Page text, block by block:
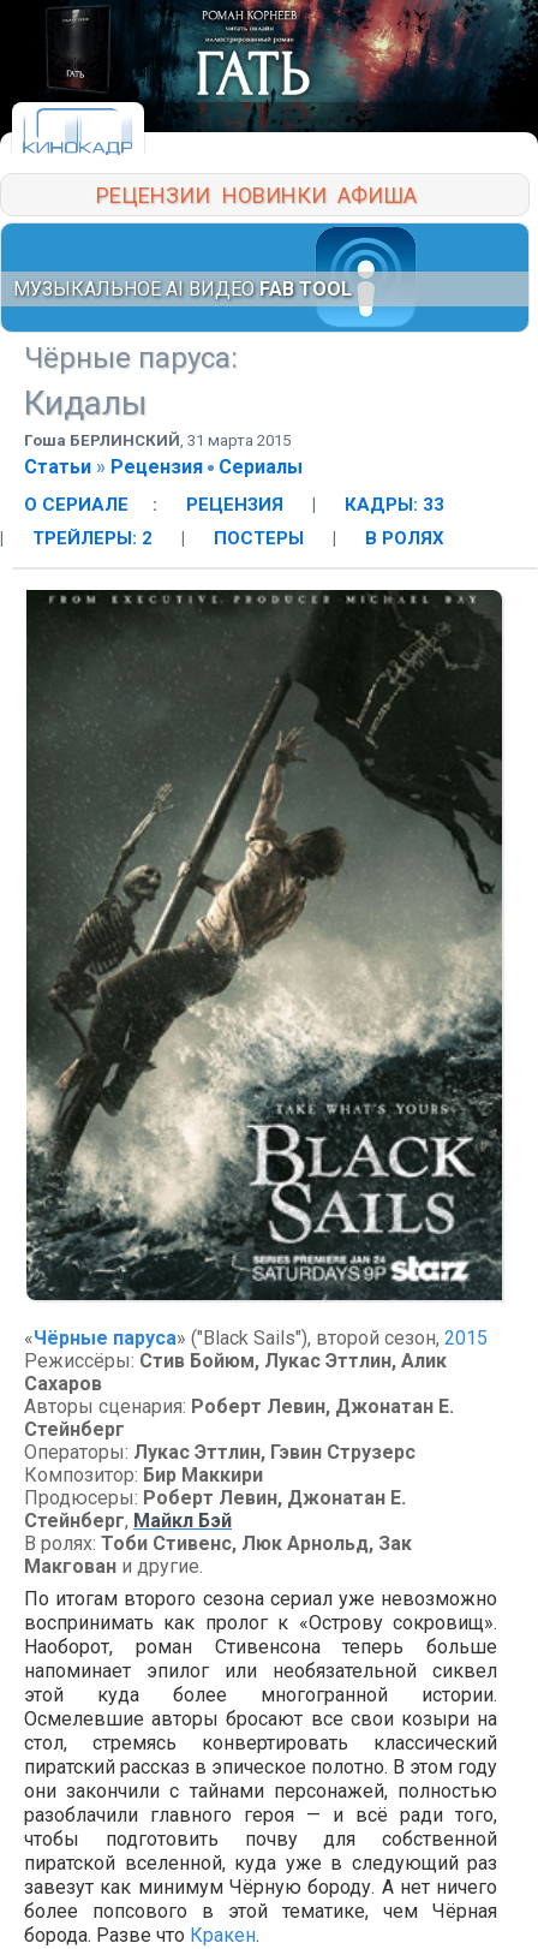
РЕЦЕНЗИИ НОВИНКИ АФИША
МУЗЫКАЛЬНОЕ AI ВИДЕО FAB TOOL
Чёрные паруса:
Кидалы
Гоша БЕРЛИНСКИЙ, 31 марта 2015
Статьи » Рецензия Сериалы
О СЕРИАЛЕ : РЕЦЕНЗИЯ |
КАДРЫ: 33
|
ТРЕЙЛЕРЫ: 2 | ПОСТЕРЫ | В РОЛЯХ
«Чёрные паруса» ("Black Sails"), второй сезон, 2015
Режиссёры: Стив Бойюм, Лукас Эттлин, Алик
Сахаров
Авторы сценария: Роберт Левин, Джонатан Е.
Стейнберг
Операторы: Лукас Эттлин, Гэвин Струзерс
Композитор: Бир Маккири
Продюсеры: Роберт Левин, Джонатан Е.
Стейнберг, Майкл Бэй
В ролях: Тоби Стивенс, Люк Арнольд, Зак
Макгован и другие.
По итогам второго сезона сериал уже невозможно
воспринимать как пролог к «Острову сокровищ».
Наоборот, роман Стивенсона теперь больше
напоминает эпилог или необязательной сиквел
этой куда более многогранной истории.
Осмелевшие авторы бросают все свои козыри на
стол, стремясь конвертировать классический
пиратский рассказ в эпическое полотно. В этом году
они закончили с тайнами персонажей, полностью
разоблачили главного героя — и всё ради того,
чтобы подготовить почву для собственной
пиратской вселенной, куда уже в следующий раз
завезут как минимум Чёрную бороду. А нет ничего
более попсового в этой тематике, чем Чёрная
борода. Разве что Кракен.